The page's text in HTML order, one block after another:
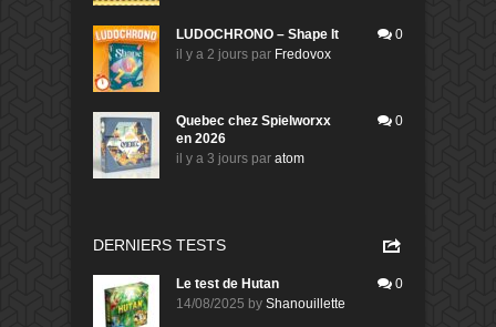
LUDOCHRONO – Shape It
il y a 2 jours par Fredovox
0
Quebec chez Spielworxx
en 2026
il y a 3 jours par atom
0
DERNIERS TESTS
Le test de Hutan
14/08/2025 by Shanouillette
0